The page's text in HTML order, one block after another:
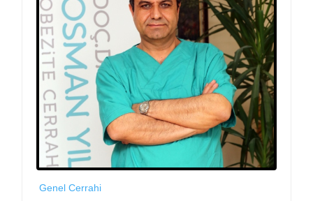
Genel Cerrahi